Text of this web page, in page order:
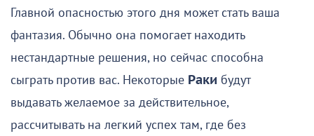
Главной опасностью этого дня может стать ваша
фантазия. Обычно она помогает находить
нестандартные решения, но сейчас способна
сыграть против вас. Некоторые Раки будут
выдавать желаемое за действительное,
рассчитывать на легкий успех там, где без